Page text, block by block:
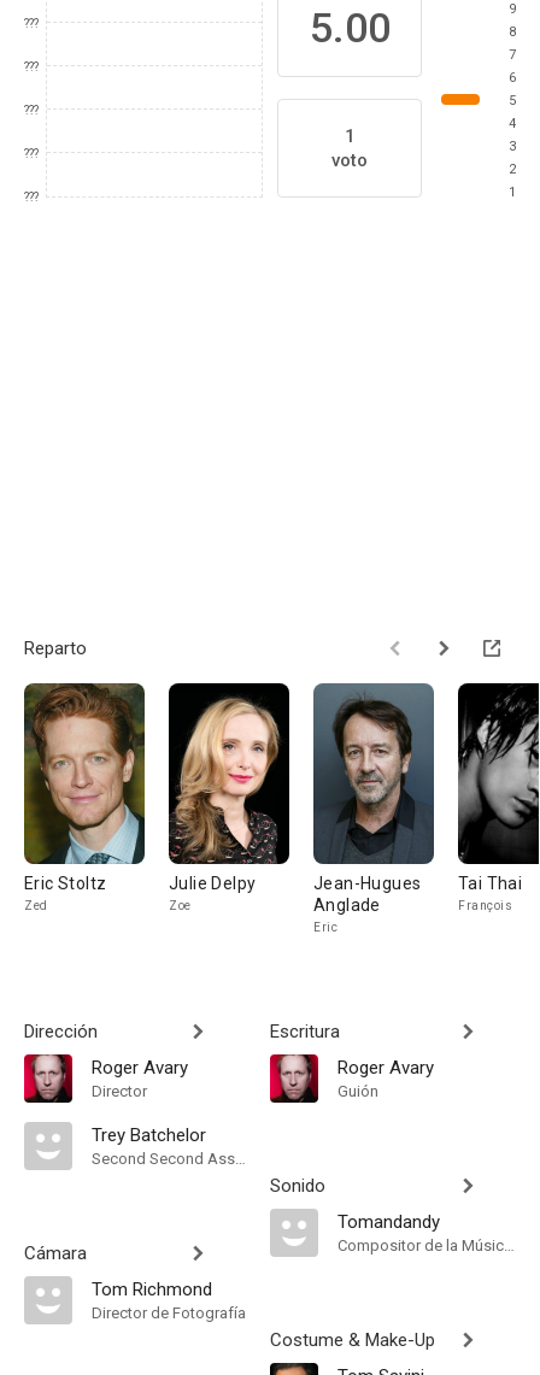
???
???
???
???
???
5.00
1
voto
9
8
7
6
5
4
3
2
1
Reparto
Eric Stoltz
Zed
Julie Delpy
Zoe
Jean-Hugues
Anglade
Eric
Tai Thai
François
Dirección
Roger Avary
Director
Trey Batchelor
Second Second Assistant Director
Cámara
Tom Richmond
Director de Fotografía
Escritura
Roger Avary
Guión
Sonido
Tomandandy
Compositor de la Música Original
Costume & Make-Up